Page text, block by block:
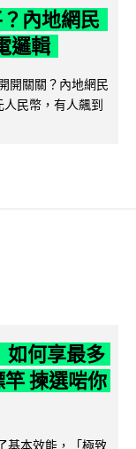
內地網民
邏輯
開關關？內地網民
民幣，有人飆到
如何享最多
揀選啱你
基本效能，「極致